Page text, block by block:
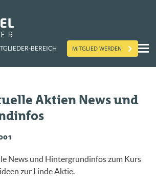
BEREICH MITGLIED WERDEN
Aktien News und
News und Hintergrundinfos zum Kurs
zur Linde Aktie.